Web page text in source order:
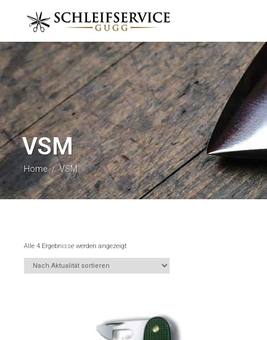
VSM
Home / VSM
Alle 4 Ergebnisse werden angezeigt